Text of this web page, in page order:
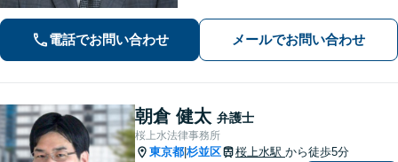
WEB面談可】【渋谷駅6分】
電話でお問い合わせ メールでお問い合わせ
朝倉 健太 弁護士
桜上水法律事務所
東京都 杉並区 桜上水駅 から徒歩5分